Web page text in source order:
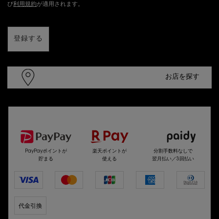
び利用規約が適用されます。
登録する
お店を探す
PayPayポイントが
貯まる
楽天ポイントが
使える
分割手数料なしで
翌月払い／3回払い
代金引換